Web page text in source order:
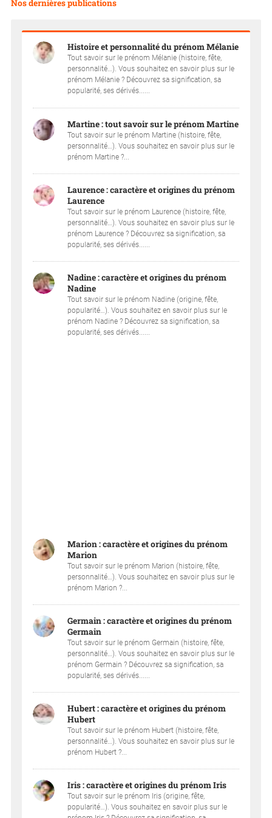
Nos dernières publications
Histoire et personnalité du prénom Mélanie
Tout savoir sur le prénom Mélanie (histoire, fête,
personnalité…). Vous souhaitez en savoir plus sur le
prénom Mélanie ? Découvrez sa signification, sa
popularité, ses dérivés......
Martine : tout savoir sur le prénom Martine
Tout savoir sur le prénom Martine (histoire, fête,
personnalité…). Vous souhaitez en savoir plus sur le
prénom Martine ?...
Laurence : caractère et origines du prénom
Laurence
Tout savoir sur le prénom Laurence (histoire, fête,
personnalité…). Vous souhaitez en savoir plus sur le
prénom Laurence ? Découvrez sa signification, sa
popularité, ses dérivés......
Nadine : caractère et origines du prénom
Nadine
Tout savoir sur le prénom Nadine (origine, fête,
popularité…). Vous souhaitez en savoir plus sur le
prénom Nadine ? Découvrez sa signification, sa
popularité, ses dérivés......
Marion : caractère et origines du prénom
Marion
Tout savoir sur le prénom Marion (histoire, fête,
personnalité…). Vous souhaitez en savoir plus sur le
prénom Marion ?...
Germain : caractère et origines du prénom
Germain
Tout savoir sur le prénom Germain (histoire, fête,
personnalité…). Vous souhaitez en savoir plus sur le
prénom Germain ? Découvrez sa signification, sa
popularité, ses dérivés......
Hubert : caractère et origines du prénom
Hubert
Tout savoir sur le prénom Hubert (histoire, fête,
personnalité…). Vous souhaitez en savoir plus sur le
prénom Hubert ?...
Iris : caractère et origines du prénom Iris
Tout savoir sur le prénom Iris (origine, fête,
popularité…). Vous souhaitez en savoir plus sur le